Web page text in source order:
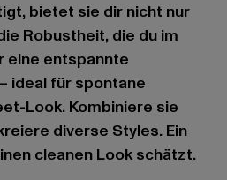
bietet sie dir nicht nur
Robustheit, die du im
eine entspannte
ideal für spontane
Look. Kombiniere sie
diverse Styles. Ein
cleanen Look schätzt.